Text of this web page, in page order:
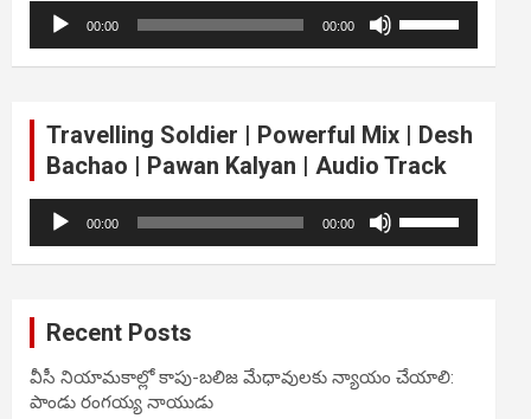
Audio
Player
00:00 00:00
Arrow
increase
or
Travelling Soldier | Powerful Mix | Desh
Bachao | Pawan Kalyan | Audio Track
Audio
Player
00:00 00:00
Arrow
decrease
Recent Posts
వీసీ నియామకాల్లో కాపు-బలిజ మేధావులకు న్యాయం చేయాలి:
పాండు రంగయ్య నాయుడు